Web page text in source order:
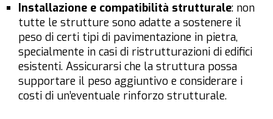
Installazione e compatibilità strutturale: non
tutte le strutture sono adatte a sostenere il
peso di certi tipi di pavimentazione in pietra,
specialmente in casi di ristrutturazioni di edifici
esistenti. Assicurarsi che la struttura possa
supportare il peso aggiuntivo e considerare i
costi di un’eventuale rinforzo strutturale.